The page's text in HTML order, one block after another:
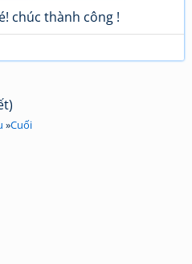
chúc thành công !
»Cuối